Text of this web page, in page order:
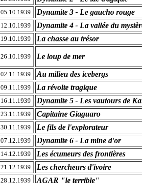
05.10.1939
Dynamite 3 - Le gaucho rouge
12.10.1939
Dynamite 4 - La vallée du
19.10.1939 La chasse au trésor
26.10.1939 Le loup de mer
02.11.1939
Au milieu des icebergs
09.11.1939
La révolte tragique
16.11.1939
Dynamite 5 - Les vautours de
23.11.1939
Capitaine Giaguaro
30.11.1939
Le fils de l'explorateur
07.12.1939
Dynamite 6 - La mine d'or
14.12.1939
Les écumeurs des frontières
21.12.1939
Les chercheurs d'ivoire
28.12.1939
AGAR "le terrible"